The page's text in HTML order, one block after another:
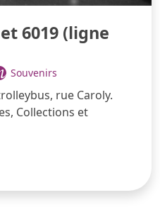
6019 (ligne
Souvenirs
rue Caroly.
Collections et